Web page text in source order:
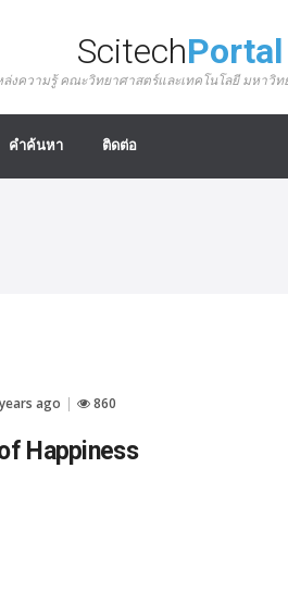
ScitechPortal
งความรู้ คณะวิทยาศาสตร์และเทคโนโลยี มหาวิท
คำค้นหา ติดต่อ
ago 860
Happiness